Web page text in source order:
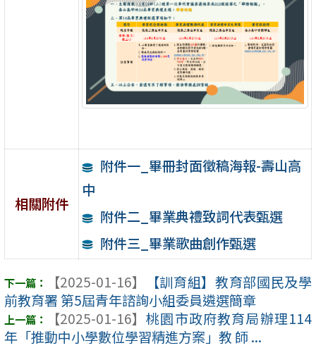
相關附件
附件一_畢冊封面徵稿海報-壽山高
中
附件二_畢業典禮致詞代表甄選
附件三_畢業歌曲創作甄選
【2025-01-16】
【訓育組】教育部國民及學
前教育署 第5屆青年諮詢小組委員遴選簡章
【2025-01-16】 桃園市政府教育局辦理114
年「推動中小學數位學習精進方案」教 師 ...